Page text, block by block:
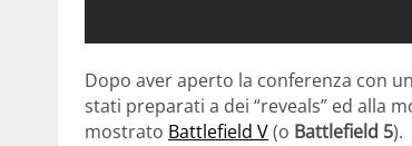
Dopo aver aperto la conferenza con
stati preparati a dei “reveals” ed alla
mostrato Battlefield V(o Battlefield 5).